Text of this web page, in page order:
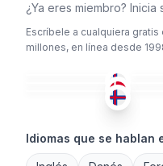
¿Ya eres miembro? Inicia
Escríbele a cualquiera gratis
millones, en línea desde
ING+1
Idiomas que se hablan